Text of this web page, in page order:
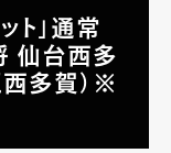
ト」通常
仙台西多
多賀）※